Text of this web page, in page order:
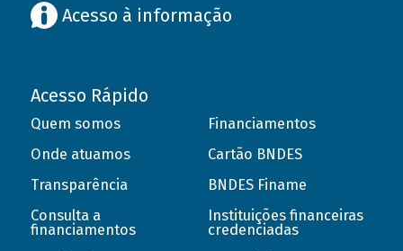
Acesso à informação
Acesso Rápido
Quem somos
Onde atuamos
Transparência
Consulta a
financiamentos
Financiamentos
Cartão BNDES
BNDES Finame
Instituições financeiras
credenciadas